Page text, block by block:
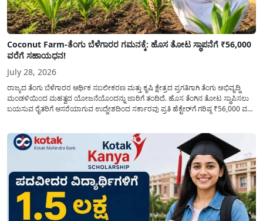
Coconut Farm-ತೆಂಗು ಬೆಳೆಗಾರರ ಗಮನಕ್ಕೆ: ಹೊಸ ತೋಟ ಸ್ಥಾಪನೆಗೆ ₹56,000
ವರೆಗೆ ಸಹಾಯಧನ!
July 28, 2026
ರಾಜ್ಯದ ತೆಂಗು ಬೆಳೆಗಾರರ ಆರ್ಥಿಕ ಸಬಲೀಕರಣ ಮತ್ತು ಕೃಷಿ ಕ್ಷೇತ್ರದ ಪ್ರಗತಿಗಾಗಿ ತೆಂಗು ಅಭಿವೃದ್ದಿ
ಮಂಡಳಿಯಿಂದ ಮಹತ್ವದ ಯೋಜನೆಯೊಂದನ್ನು ಜಾರಿಗೆ ತಂದಿದೆ. ಹೊಸ ತೆಂಗಿನ ತೋಟ ಸ್ಥಾಪಿಸಲು
ಬಯಸುವ ರೈತರಿಗೆ ಆಸರೆಯಾಗುವ ಉದ್ದೇಶದಿಂದ ಸರ್ಕಾರವು ಪ್ರತಿ ಹೆಕ್ಟೇರ್‌ಗೆ ಗರಿಷ್ಠ ₹56,000 ವರೆಗೆ